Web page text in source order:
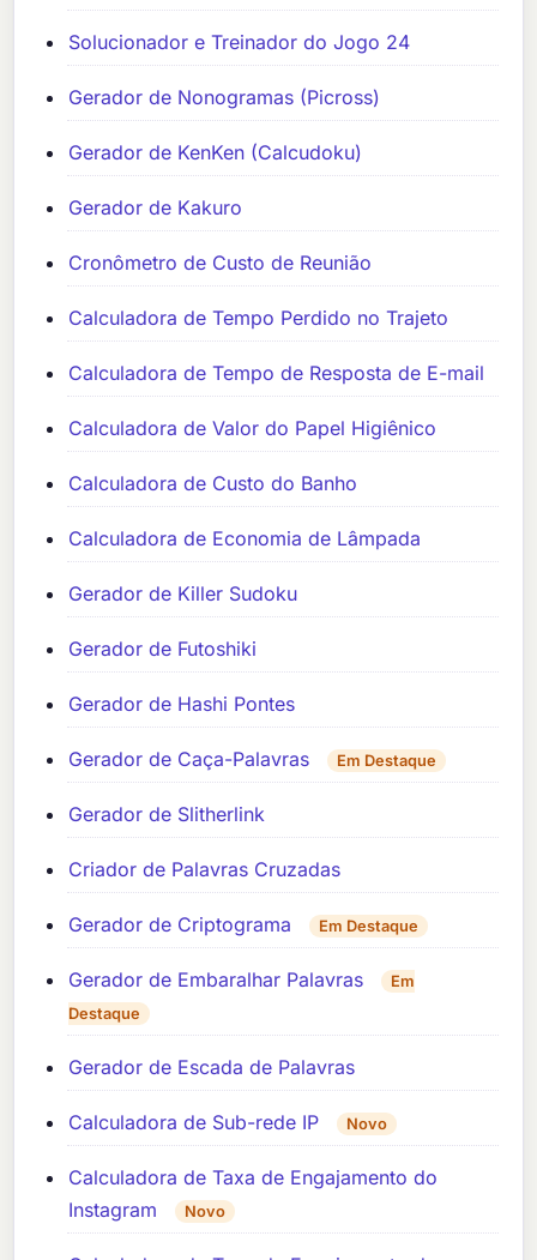
Solucionador e Treinador do Jogo 24
Gerador de Nonogramas (Picross)
Gerador de KenKen (Calcudoku)
Gerador de Kakuro
Cronômetro de Custo de Reunião
Calculadora de Tempo Perdido no Trajeto
Calculadora de Tempo de Resposta de E-mail
Calculadora de Valor do Papel Higiênico
Calculadora de Custo do Banho
Calculadora de Economia de Lâmpada
Gerador de Killer Sudoku
Gerador de Futoshiki
Gerador de Hashi Pontes
Gerador de Caça-Palavras Em Destaque
Gerador de Slitherlink
Criador de Palavras Cruzadas
Gerador de Criptograma Em Destaque
Gerador de Embaralhar Palavras
Em
Destaque
Gerador de Escada de Palavras
Calculadora de Sub-rede IP Novo
Calculadora de Taxa de Engajamento do
Instagram
Novo